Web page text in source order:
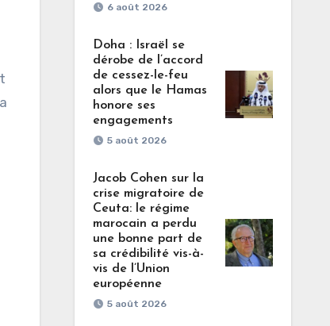
6 août 2026
Doha : Israël se
dérobe de l’accord
de cessez-le-feu
alors que le Hamas
honore ses
engagements
5 août 2026
Jacob Cohen sur la
crise migratoire de
Ceuta: le régime
marocain a perdu
une bonne part de
sa crédibilité vis-à-
vis de l’Union
européenne
5 août 2026